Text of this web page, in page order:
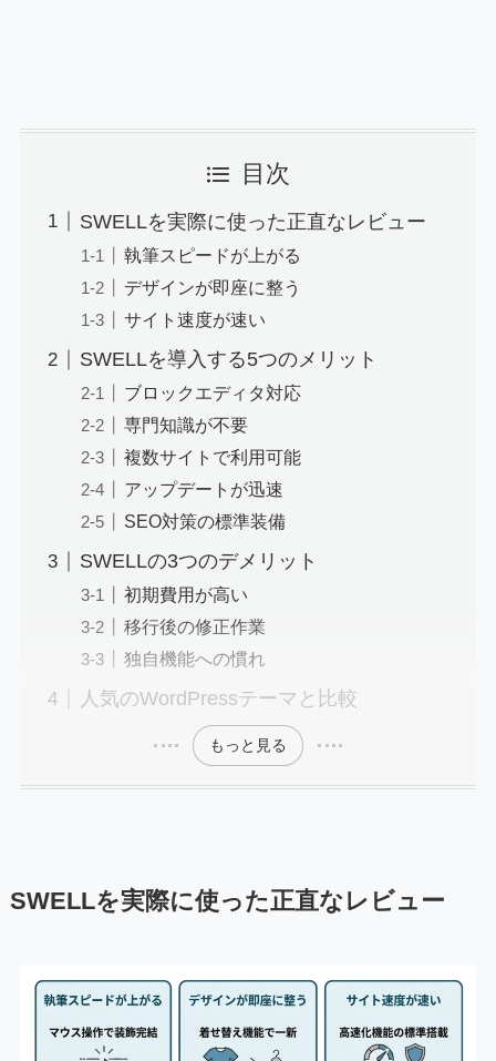
目次
SWELLを実際に使った正直なレビュー
執筆スピードが上がる
デザインが即座に整う
サイト速度が速い
SWELLを導入する5つのメリット
ブロックエディタ対応
専門知識が不要
複数サイトで利用可能
アップデートが迅速
SEO対策の標準装備
SWELLの3つのデメリット
初期費用が高い
移行後の修正作業
独自機能への慣れ
人気のWordPressテーマと比較
もっと見る
SWELLを実際に使った正直なレビュー